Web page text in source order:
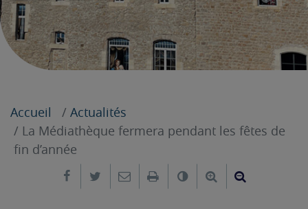
Accueil
Actualités
La Médiathèque fermera pendant les fêtes de
fin d’année
Partager sur Facebook
Partager sur Twitter
Envoyer par e-mail
ImprimerChanger leAgrandir le